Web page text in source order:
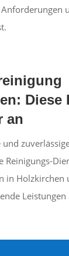
Diese
an
Reinigungs-
in Holzkirchen
Leistungen